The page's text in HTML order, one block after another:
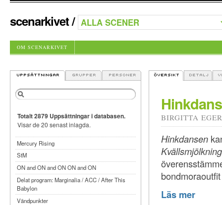
scenarkivet/
OM SCENARKIVET
BIRGITTA
Hinkdansen
Kvällsmjölkning
Läs mer
Totalt 2879 Uppsättningar i databasen.
Visar de 20 senast inlagda.
Mercury Rising
StM
ON and ON and ON ON and ON
Delat program: Marginalia / ACC / After This
Babylon
Vändpunkter